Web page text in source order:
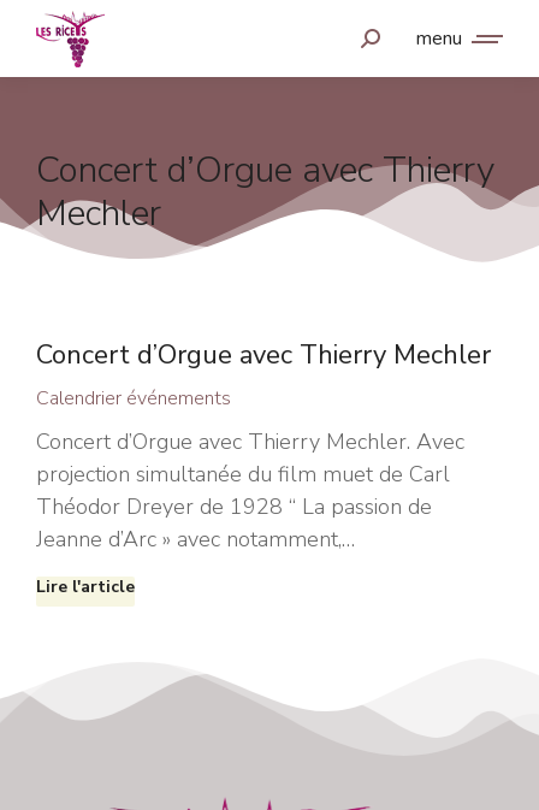
menu
Concert d’Orgue avec Thierry
Mechler
Concert d’Orgue avec Thierry Mechler
Calendrier événements
Concert d’Orgue avec Thierry Mechler. Avec
projection simultanée du film muet de Carl
Théodor Dreyer de 1928 “ La passion de
Jeanne d’Arc » avec notamment,…
Lire l'article